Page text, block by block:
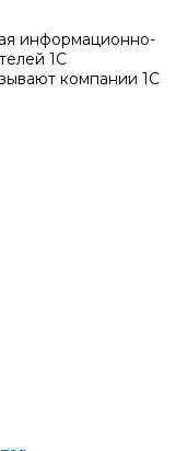
информационно-
1С
компании 1С